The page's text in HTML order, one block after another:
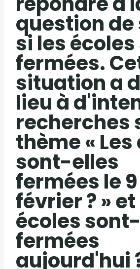
question
si les
fermées.
situation a
lieu à
recherches
thème « Les
sont-elles
fermées le 9
février ? » et
écoles
fermées
aujourd'hui